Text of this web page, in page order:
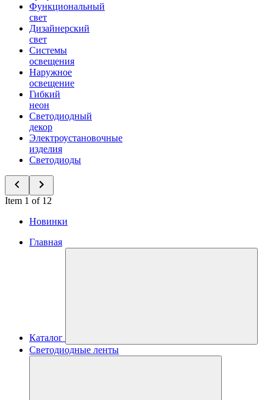
Функциональный
свет
Дизайнерский
свет
Системы
освещения
Наружное
освещение
Гибкий
неон
Светодиодный
декор
Электроустановочные
изделия
Светодиоды
Item 1 of 12
Новинки
Главная
Каталог
Светодиодные ленты